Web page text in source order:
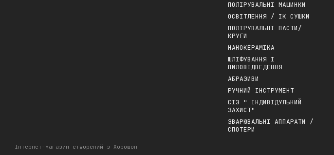
Інтернет-магазин створений з Хорошоп
ПОЛІРУВАЛЬНІ МАШИНКИ
ОСВІТЛЕННЯ / ІК СУШКИ
ПОЛІРУВАЛЬНІ ПАСТИ/
КРУГИ
НАНОКЕРАМІКА
ШЛІФУВАННЯ І
ПИЛОВІДВЕДЕННЯ
АБРАЗИВИ
РУЧНИЙ ІНСТРУМЕНТ
СІЗ " ІНДИВІДУЛЬНИЙ
ЗАХИСТ"
ЗВАРЮВАЛЬНІ АППАРАТИ /
СПОТЕРИ